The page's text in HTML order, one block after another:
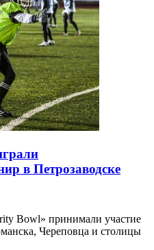
в Петрозаводске
Bowl» принимали участие
Череповца и столицы